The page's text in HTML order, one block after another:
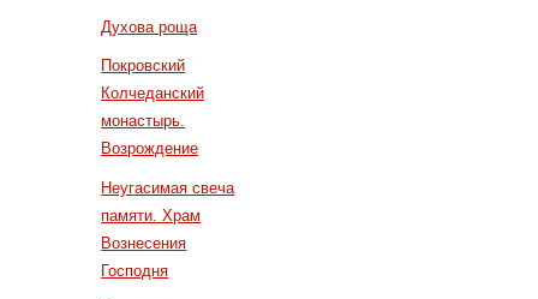
Духова роща
Покровский
Колчеданский
монастырь.
Возрождение
Неугасимая свеча
памяти. Храм
Вознесения
Господня